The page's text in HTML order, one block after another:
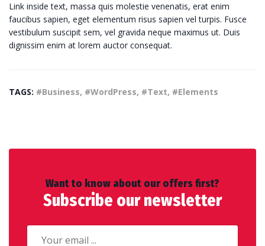
Link inside text, massa quis molestie venenatis, erat enim
faucibus sapien, eget elementum risus sapien vel turpis. Fusce
vestibulum suscipit sem, vel gravida neque maximus ut. Duis
dignissim enim at lorem auctor consequat.
TAGS: #Business, #WordPress, #Text, #Elements
Want to know about our offers first?
Subscribe our newsletter